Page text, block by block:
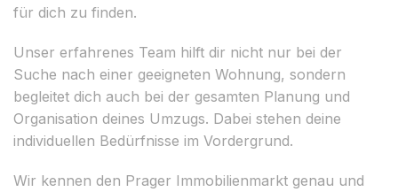
für dich zu finden.
Unser erfahrenes Team hilft dir nicht nur bei der
Suche nach einer geeigneten Wohnung, sondern
begleitet dich auch bei der gesamten Planung und
Organisation deines Umzugs. Dabei stehen deine
individuellen Bedürfnisse im Vordergrund.
Wir kennen den Prager Immobilienmarkt genau und